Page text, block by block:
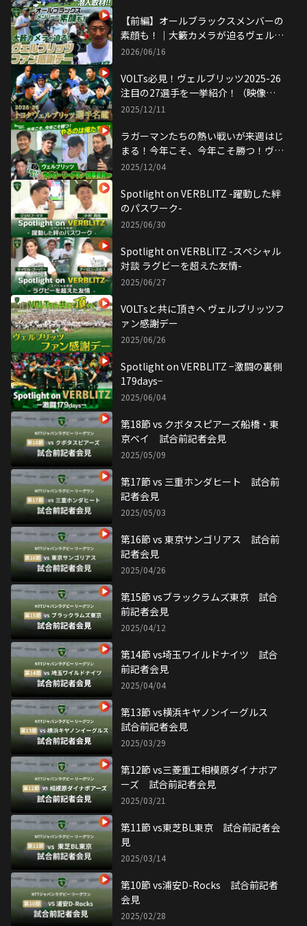
【前編】オールブラックスメンバーの
素顔も！｜大籔カメラが迫るヴェルブ
リッツファン感謝デー
2026/06/16
VOLTs必見！ヴェルブリッツ2025-26
注目の27選手を一挙紹介！（映像引
用：トヨタヴェルブリッツ 公式
2025/12/11
ラガーマンたちの熱い戦いが来週はじ
まる！今年こそ、今年こそ勝つ！ヴェ
ルブリッツ リーグワン開幕直前SP
2025/12/04
Spotlight on VERBLITZ -躍動した絆
のパスワーク-
2025/06/30
Spotlight on VERBLITZ -スペシャル
対談 ラグビーを超えた友情-
2025/06/27
VOLTsと共に頂きへ ヴェルブリッツフ
ァン感謝デー
2025/06/26
Spotlight on VERBLITZ −激闘の裏側
179days−
2025/06/04
第18節 vs クボタスピアーズ船橋・東
京ベイ 試合前記者会見
2025/05/09
第17節 vs 三重ホンダヒート 試合前
記者会見
2025/05/03
第16節 vs 東京サンゴリアス 試合前
記者会見
2025/04/26
第15節 vsブラックラムズ東京 試合
前記者会見
2025/04/12
第14節 vs埼玉ワイルドナイツ 試合
前記者会見
2025/04/04
第13節 vs横浜キヤノンイーグルス
試合前記者会見
2025/03/29
第12節 vs三菱重工相模原ダイナボア
ーズ 試合前記者会見
2025/03/21
第11節 vs東芝BL東京 試合前記者会
見
2025/03/14
第10節 vs浦安D-Rocks 試合前記者
会見
2025/02/28